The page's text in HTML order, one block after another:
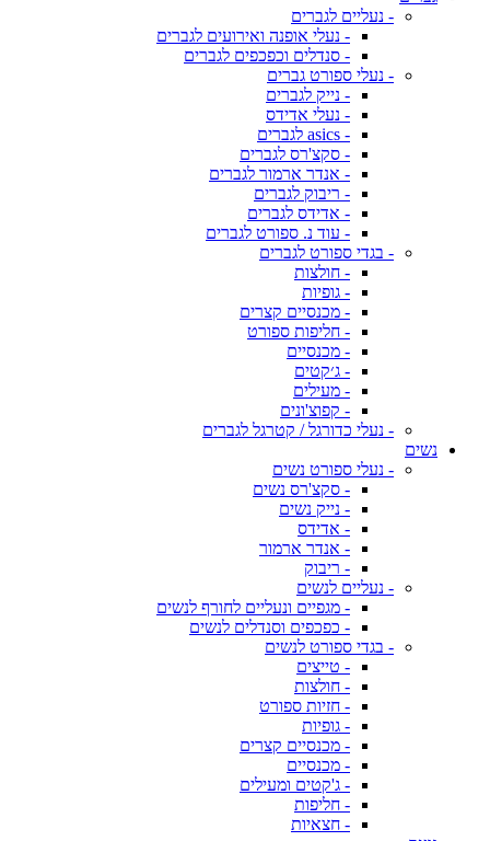
- נעליים לגברים
- נעלי אופנה ואירועים לגברים
- סנדלים וכפכפים לגברים
- נעלי ספורט גברים
- נייק לגברים
- נעלי אדידס
- asics לגברים
- סקצ'רס לגברים
- אנדר ארמור לגברים
- ריבוק לגברים
- אדידס לגברים
- עוד נ. ספורט לגברים
- בגדי ספורט לגברים
- חולצות
- גופיות
- מכנסיים קצרים
- חליפות ספורט
- מכנסיים
- ג׳קטים
- מעילים
- קפוצ'ונים
- נעלי כדורגל / קטרגל לגברים
נשים
- נעלי ספורט נשים
- סקצ'רס נשים
- נייק נשים
- אדידס
- אנדר ארמור
- ריבוק
- נעליים לנשים
- מגפיים ונעליים לחורף לנשים
- כפכפים וסנדלים לנשים
- בגדי ספורט לנשים
- טייצים
- חולצות
- חזיות ספורט
- גופיות
- מכנסיים קצרים
- מכנסיים
- ג'קטים ומעילים
- חליפות
- חצאיות